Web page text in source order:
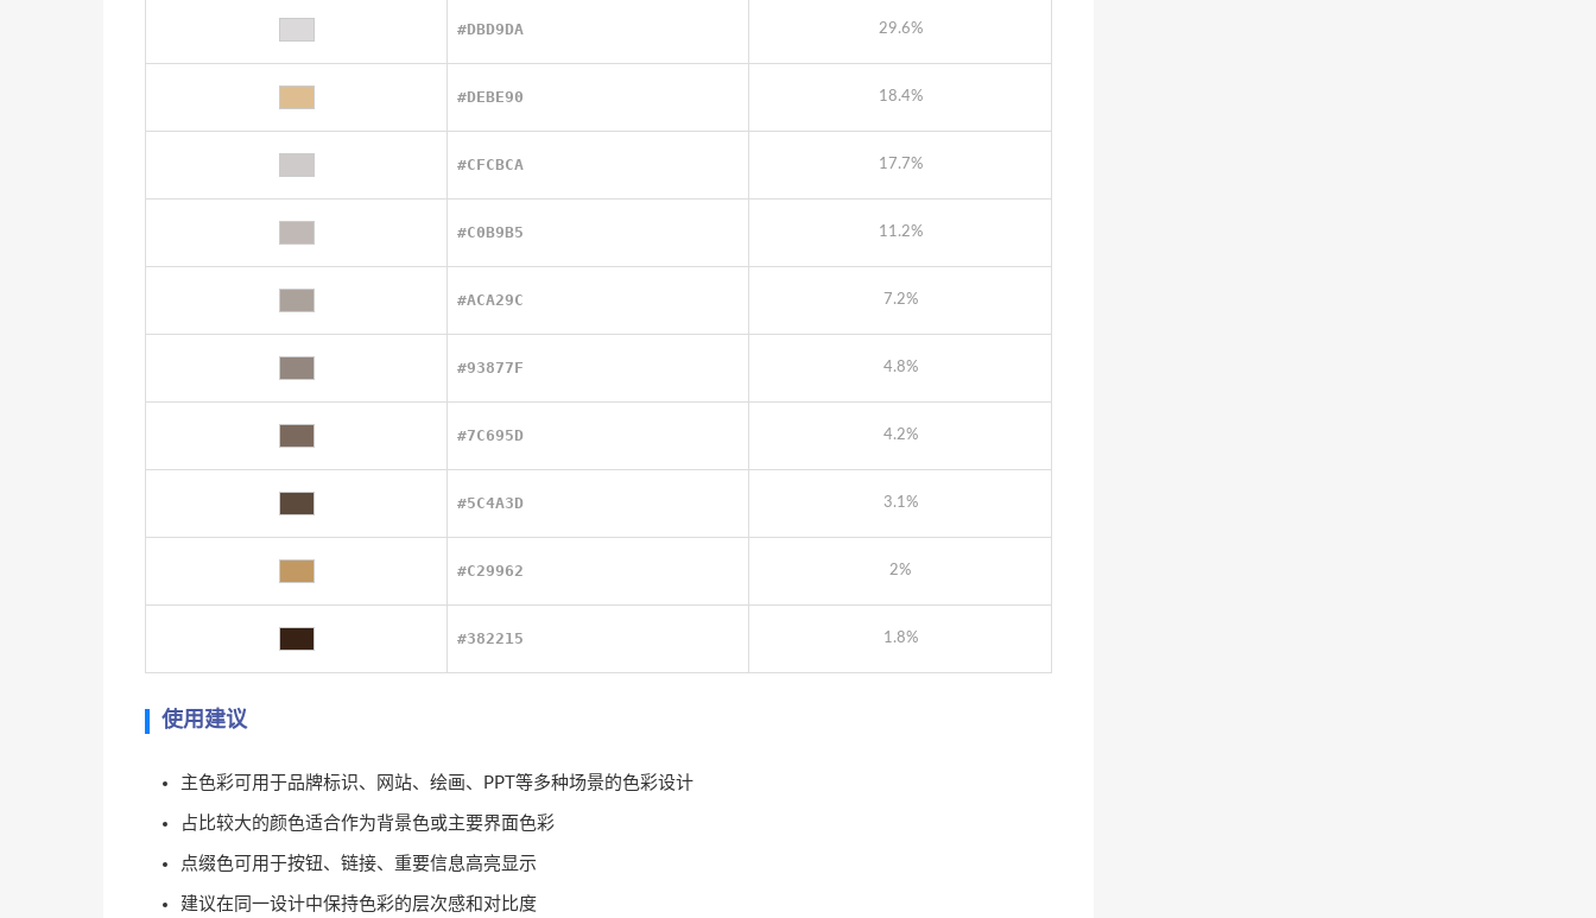
#DBD9DA 29.6%
#DEBE90 18.4%
#CFCBCA 17.7%
#C0B9B5 11.2%
#ACA29C 7.2%
#93877F 4.8%
#7C695D 4.2%
#5C4A3D 3.1%
#C29962 2%
#382215 1.8%
使用建议
主色彩可用于品牌标识、网站、绘画、PPT等多种场景的色彩设计
占比较大的颜色适合作为背景色或主要界面色彩
点缀色可用于按钮、链接、重要信息高亮显示
建议在同一设计中保持色彩的层次感和对比度